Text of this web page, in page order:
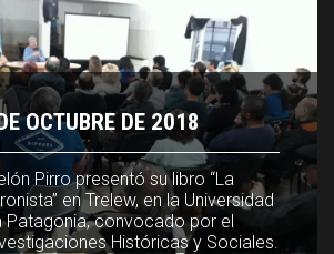
OCTUBRE DE 2018
Pirro presentó su libro “La
en Trelew, en la Universidad
Patagonia, convocado por el
Históricas y Sociales.
OCTUBRE DE 2018
Pirro presentó su libro “La
en Trelew, en la Universidad
Patagonia, convocado por el
Históricas y Sociales.